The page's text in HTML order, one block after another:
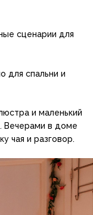
сценарии для
для спальни и
и маленький
Вечерами в доме
чая и разговор.